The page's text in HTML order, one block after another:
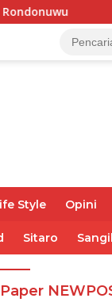
Puncak TIFF
Style Opini
Sitaro